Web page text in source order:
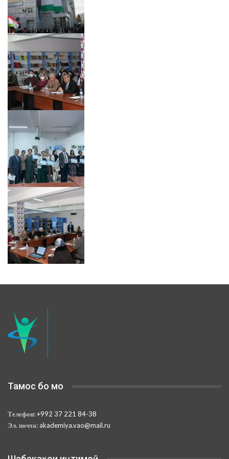
Тамос бо мо
Телефон:+992 37 221 84-38
Эл. почта: akademiya.vao@mail.ru